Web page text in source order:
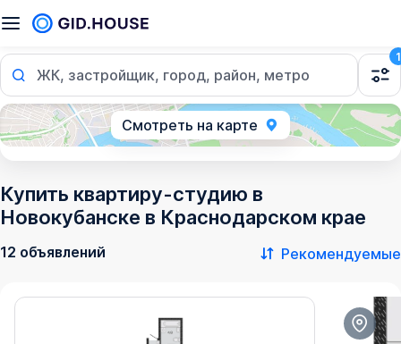
ЖК, застройщик, город, район, метро
1
Смотреть на карте
Купить квартиру-студию в
Новокубанске в Краснодарском крае
12 объявлений Рекомендуемые